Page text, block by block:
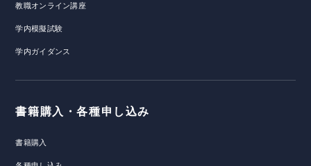
教職オンライン講座
学内模擬試験
学内ガイダンス
書籍購入・各種申し込み
書籍購入